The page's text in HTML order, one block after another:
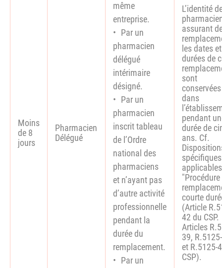
Moins
de 8
jours
Pharmacien
Délégué
même
entreprise.
Par un
pharmacien
délégué
intérimaire
désigné.
Par un
pharmacien
inscrit tableau
de l’Ordre
national des
pharmaciens
et n’ayant pas
d’autre activité
professionnelle
pendant la
durée du
remplacement.
Par un
L’identité
assurant
les dates et
durées de
sont
conservées
dans
pendant
durée de
ans. Cf.
spécifiques
"Procédure
courte
(Article
42 du CSP.
Articles
39,
et R.5125-
CSP).